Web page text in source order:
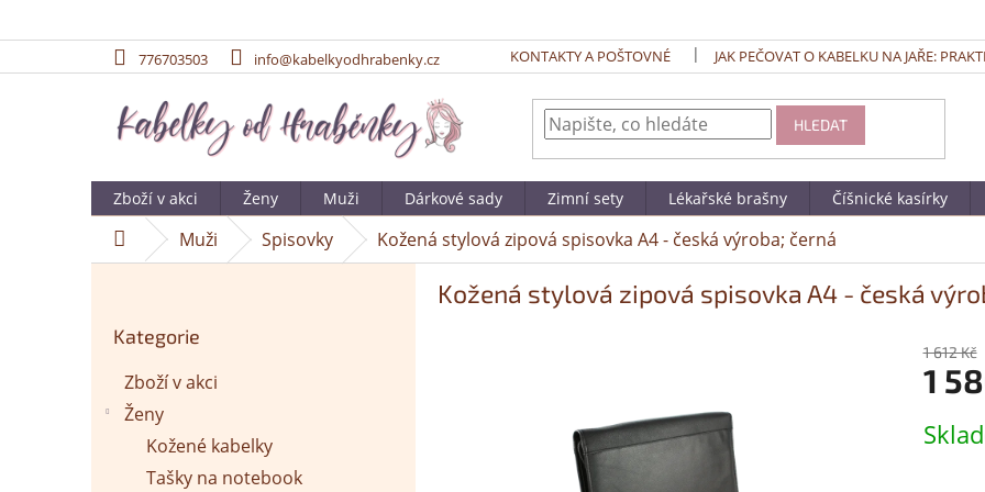
776703503 info@kabelkyodhrabenky.cz KONTAKTY A POŠTOVNÉ JAK PEČOVAT O KABELKU NA JAŘE:
HLEDAT
Zboží v akci Ženy Muži Dárkové sady Zimní sety Lékařské brašny Číšnické kasírky
DomůMuži Spisovky Kožená stylová zipová spisovka A4 - česká výroba; černá
kategorie
Kategorie
Zboží v akci
Ženy
Kožené kabelky
Tašky na notebook
Kožená stylová zipová spisovka A4 - česká
1 612 Kč
1
cena: